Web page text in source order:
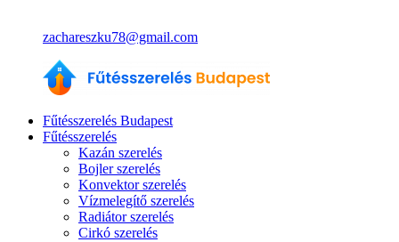
zachareszku78@gmail.com
Fűtésszerelés Budapest
Fűtésszerelés
Kazán szerelés
Bojler szerelés
Konvektor szerelés
Vízmelegítő szerelés
Radiátor szerelés
Cirkó szerelés